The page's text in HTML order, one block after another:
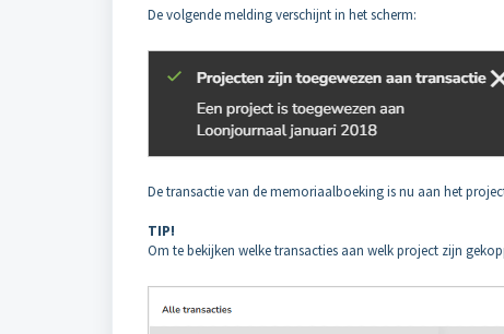
De volgende melding verschijnt in het scherm:
De transactie van de memoriaalboeking is nu aan het
TIP!
Om te bekijken welke transacties aan welk project zijn